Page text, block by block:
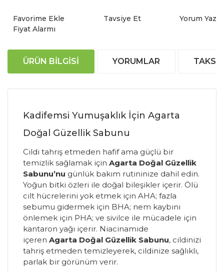
Tavsiye Et
Yorum Yaz
Fiyat Alarmı
ÜRÜN BILGISI YORUMLAR
Kadifemsi Yumuşaklık İçin Agarta
Doğal Güzellik Sabunu
Cildi tahriş etmeden hafif ama güçlü bir
temizlik sağlamak için Agarta Doğal Güzellik
Sabunu’nu günlük bakım rutininize dahil edin.
Yoğun bitki özleri ile doğal bileşikler içerir. Ölü
cilt hücrelerini yok etmek için AHA; fazla
sebumu gidermek için BHA; nem kaybını
önlemek için PHA; ve sivilce ile mücadele için
kantaron yağı içerir. Niacinamide
içeren Agarta Doğal Güzellik Sabunu, cildinizi
tahriş etmeden temizleyerek, cildinize sağlıklı,
parlak bir görünüm verir.